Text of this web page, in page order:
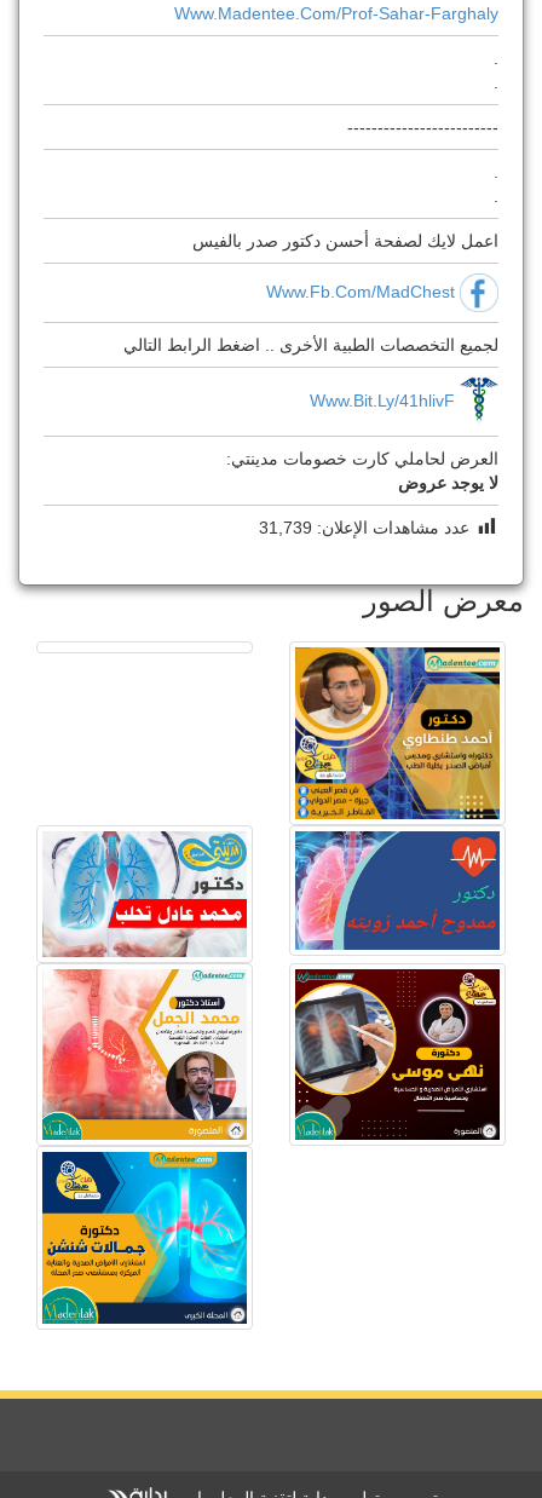
Www.madentee.com/prof-Sahar-Farghaly
.
.
-------------------------
.
.
اعمل لايك لصفحة أحسن دكتور صدر بالفيس
Www.fb.com/MadChest
لجميع التخصصات الطبية الأخرى .. اضغط الرابط التالي
Www.bit.ly/41hlivF
العرض لحاملي كارت خصومات مدينتي:
لا يوجد عروض
عدد مشاهدات الإعلان: 31,739
معرض الصور